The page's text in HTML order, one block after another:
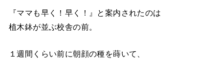
『ママも早く！早く！』と案内されたのは
植木鉢が並ぶ校舎の前。
１週間くらい前に朝顔の種を蒔いて、